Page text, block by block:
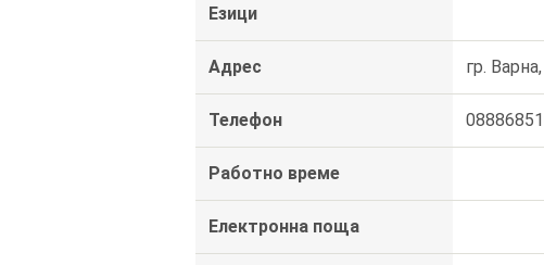
Езици
Адрес гр.
Телефон
Работно време
Електронна поща